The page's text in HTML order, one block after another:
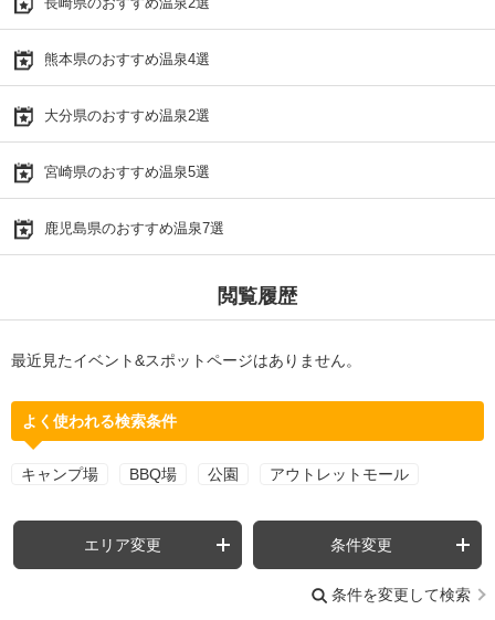
熊本県のおすすめ温泉4選
大分県のおすすめ温泉2選
宮崎県のおすすめ温泉5選
鹿児島県のおすすめ温泉7選
閲覧履歴
最近見たイベント&スポットページはありません。
よく使われる検索条件
キャンプ場 BBQ場 公園 アウトレットモール
エリア変更 条件変更
条件を変更して検索